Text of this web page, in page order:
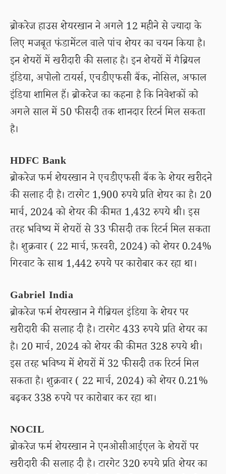
ब्रोकरेज हाउस शेयरखान ने अगले 12 महीने से ज्यादा के
लिए मजबूत फंडामेंटल वाले पांच शेयर का चयन किया है।
इन शेयरों में खरीदारी की सलाह है। इन शेयरों में गैब्रियल
इंडिया, अपोलो टायर्स, एचडीएफसी बैंक, नोसिल, अफाल
इंडिया शामिल हैं। ब्रोकरेज का कहना है कि निवेशकों को
अगले साल में 50 फीसदी तक शानदार रिटर्न मिल सकता
है।
HDFC Bank
ब्रोकरेज फर्म शेयरखान ने एचडीएफसी बैंक के शेयर खरीदने
की सलाह दी है। टारगेट 1,900 रुपये प्रति शेयर का है। 20
मार्च, 2024 को शेयर की कीमत 1,432 रुपये थी। इस
तरह भविष्य में शेयरों से 33 फीसदी तक रिटर्न मिल सकता
है। शुक्रवार ( 22 मार्च, फ़रवरी, 2024) को शेयर 0.24%
गिरवाट के साथ 1,442 रुपये पर कारोबार कर रहा था।
Gabriel India
ब्रोकरेज फर्म शेयरखान ने गैब्रियल इंडिया के शेयर पर
खरीदारी की सलाह दी है। टारगेट 433 रुपये प्रति शेयर का
है। 20 मार्च, 2024 को शेयर की कीमत 328 रुपये थी।
इस तरह भविष्य में शेयरों में 32 फीसदी तक रिटर्न मिल
सकता है। शुक्रवार ( 22 मार्च, 2024) को शेयर 0.21%
बढ़कर 338 रुपये पर कारोबार कर रहा था।
NOCIL
ब्रोकरेज फर्म शेयरखान ने एनओसीआईएल के शेयरों पर
खरीदारी की सलाह दी है। टारगेट 320 रुपये प्रति शेयर का